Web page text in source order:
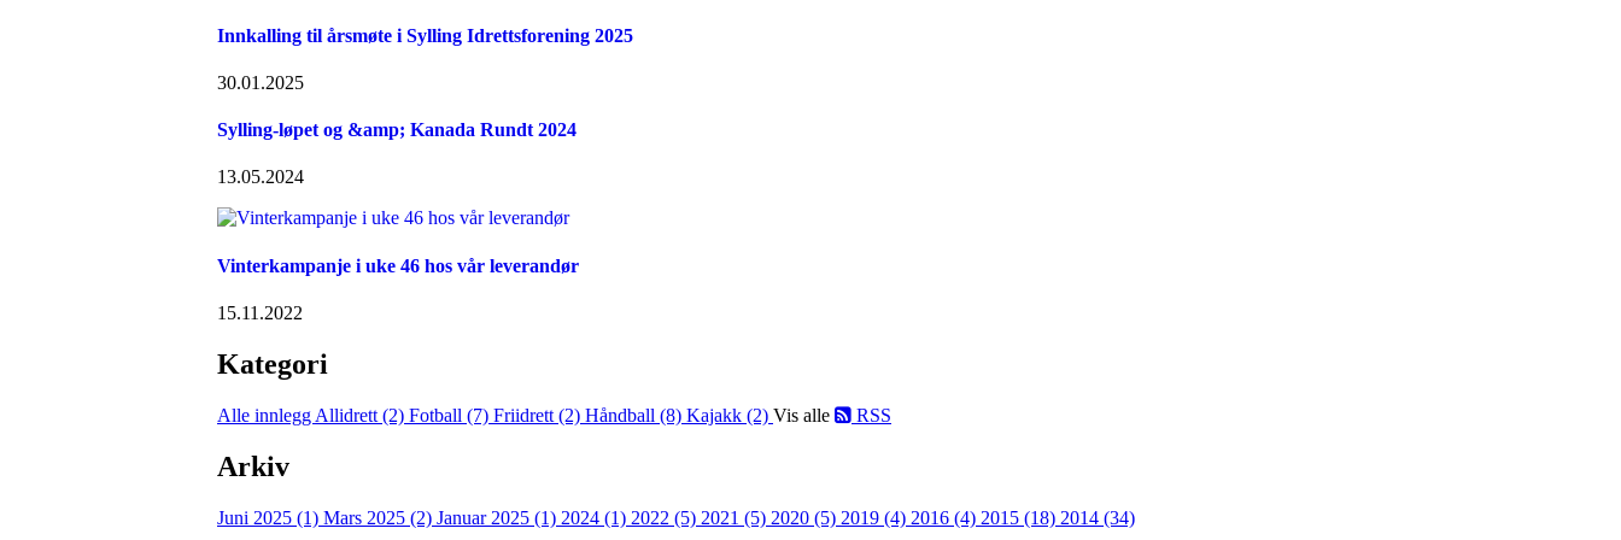
Innkalling til årsmøte i Sylling Idrettsforening 2025
30.01.2025
Sylling-løpet og &amp; Kanada Rundt 2024
13.05.2024
Vinterkampanje i uke 46 hos vår leverandør
15.11.2022
Kategori
Alle innlegg Allidrett (2) Fotball (7) Friidrett (2) Håndball (8) Kajakk (2) Vis alle RSS
Arkiv
Juni 2025 (1) Mars 2025 (2) Januar 2025 (1) 2024 (1) 2022 (5) 2021 (5) 2020 (5) 2019 (4) 2016 (4) 2015 (18) 2014 (34)